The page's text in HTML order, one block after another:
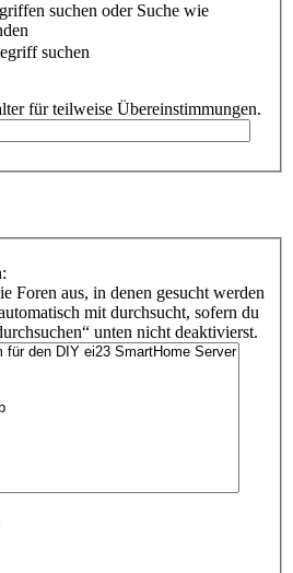
suchen oder Suche wie
suchen
für teilweise Übereinstimmungen.
Foren aus, in denen gesucht werden
mit durchsucht, sofern du
unten nicht deaktivierst.